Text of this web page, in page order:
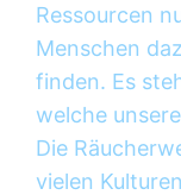
Ressourcen
Menschen
finden. Es
welche
Die
vielen